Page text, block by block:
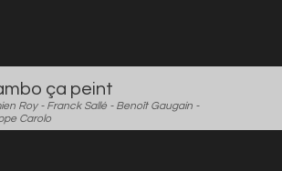
ça peint
Roy - Franck Sallé - Benoît Gaugain -
Carolo